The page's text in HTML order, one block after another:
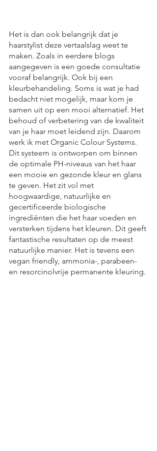
Het is dan ook belangrijk dat je
haarstylist deze vertaalslag weet te
maken. Zoals in eerdere blogs
aangegeven is een goede consultatie
vooraf belangrijk. Ook bij een
kleurbehandeling. Soms is wat je had
bedacht niet mogelijk, maar kom je
samen uit op een mooi alternatief. Het
behoud of verbetering van de kwaliteit
van je haar moet leidend zijn. Daarom
werk ik met Organic Colour Systems.
Dit systeem is ontworpen om binnen
de optimale PH-niveaus van het haar
een mooie en gezonde kleur en glans
te geven. Het zit vol met
hoogwaardige, natuurlijke en
gecertificeerde biologische
ingrediënten die het haar voeden en
versterken tijdens het kleuren. Dit geeft
fantastische resultaten op de meest
natuurlijke manier. Het is tevens een
vegan friendly, ammonia-, parabeen-
en resorcinolvrije permanente kleuring.